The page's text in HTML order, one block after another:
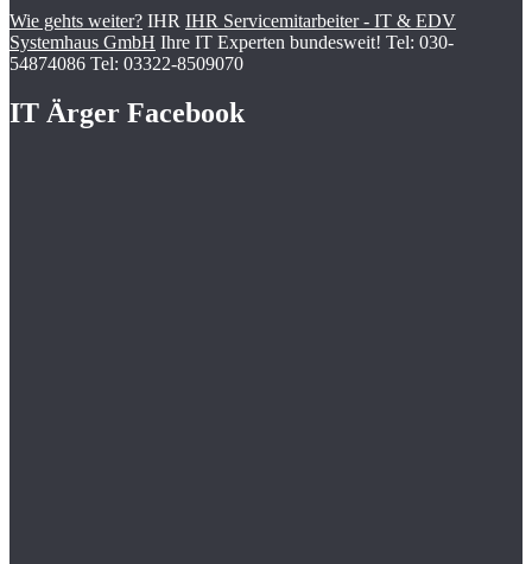
Wie gehts weiter? IHR IHR Servicemitarbeiter - IT & EDV
Systemhaus GmbH Ihre IT Experten bundesweit! Tel: 030-
54874086 Tel: 03322-8509070
IT Ärger Facebook